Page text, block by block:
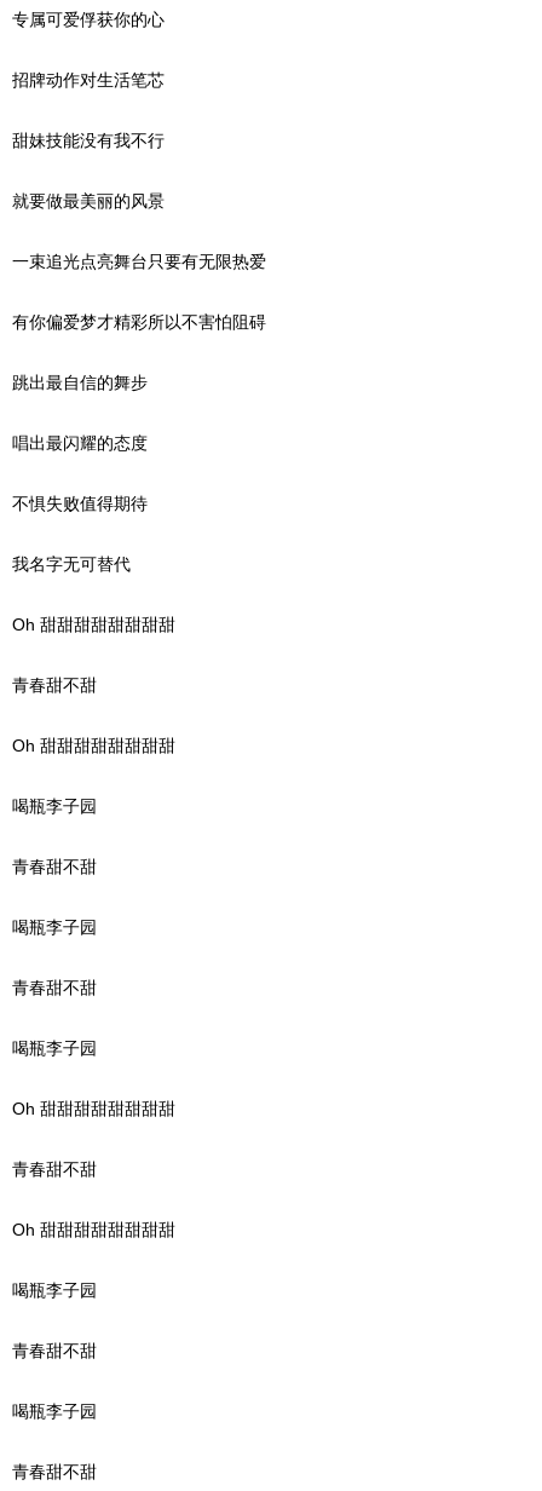
专属可爱俘获你的心
招牌动作对生活笔芯
甜妹技能没有我不行
就要做最美丽的风景
一束追光点亮舞台只要有无限热爱
有你偏爱梦才精彩所以不害怕阻碍
跳出最自信的舞步
唱出最闪耀的态度
不惧失败值得期待
我名字无可替代
Oh 甜甜甜甜甜甜甜甜
青春甜不甜
Oh 甜甜甜甜甜甜甜甜
喝瓶李子园
青春甜不甜
喝瓶李子园
青春甜不甜
喝瓶李子园
Oh 甜甜甜甜甜甜甜甜
青春甜不甜
Oh 甜甜甜甜甜甜甜甜
喝瓶李子园
青春甜不甜
喝瓶李子园
青春甜不甜